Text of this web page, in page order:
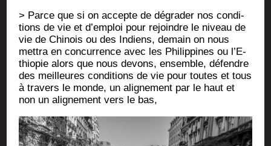
> Parce que si on accepte de dégra­der nos condi­
tions de vie et d’emploi pour rejoindre le niveau de
vie de Chi­nois ou des Indiens, demain on nous
met­tra en concur­rence avec les Phi­lip­pines ou l’E­
thio­pie alors que nous devons, ensemble, défendre
des meilleures condi­tions de vie pour toutes et tous
à tra­vers le monde, un ali­gne­ment par le haut et
non un ali­gne­ment vers le bas,